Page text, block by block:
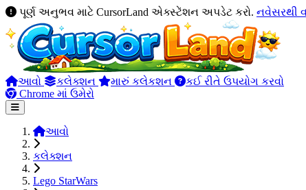
પૂર્ણ અનુભવ માટે CursorLand એક્સ્ટેંશન અપડેટ કરો. નવેસરથી
આવો કલેક્શન મારું કલેકશન
કઈ રીતે ઉપયોગ કરવો
Chrome માં ઉમેરો
આવો
કલેક્શન
Lego StarWars